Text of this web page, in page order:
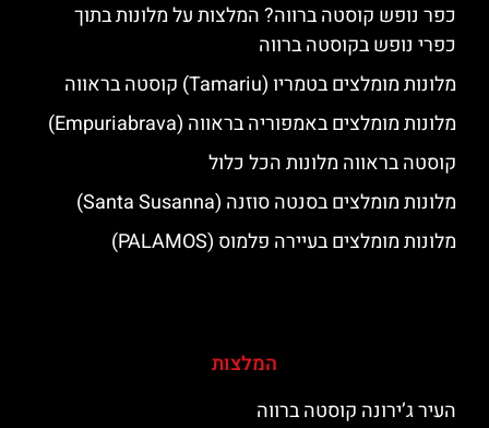
כפר נופש קוסטה ברווה? המלצות על מלונות בתוך
כפרי נופש בקוסטה ברווה
מלונות מומלצים בטמריו (Tamariu) קוסטה בראווה
מלונות מומלצים באמפוריה בראווה (Empuriabrava)
קוסטה בראווה מלונות הכל כלול
מלונות מומלצים בסנטה סוזנה (Santa Susanna)
מלונות מומלצים בעיירה פלמוס (PALAMOS)
המלצות
העיר ג’ירונה קוסטה ברווה